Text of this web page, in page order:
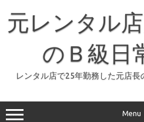
元レンタル
のＢ級日
レンタル店で25年勤務した元店
Menu